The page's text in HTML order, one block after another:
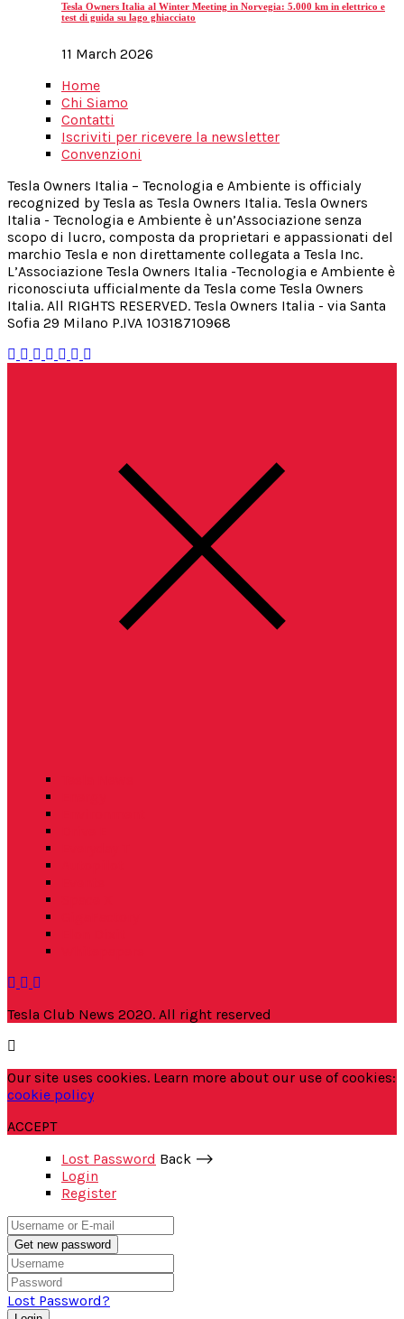
Tesla Owners Italia al Winter Meeting in Norvegia: 5.000 km in elettrico e
test di guida su lago ghiacciato
11 March 2026
Home
Chi Siamo
Contatti
Iscriviti per ricevere la newsletter
Convenzioni
Tesla Owners Italia – Tecnologia e Ambiente is officialy
recognized by Tesla as Tesla Owners Italia. Tesla Owners
Italia - Tecnologia e Ambiente è un’Associazione senza
scopo di lucro, composta da proprietari e appassionati del
marchio Tesla e non direttamente collegata a Tesla Inc.
L’Associazione Tesla Owners Italia -Tecnologia e Ambiente è
riconosciuta ufficialmente da Tesla come Tesla Owners
Italia. All RIGHTS RESERVED. Tesla Owners Italia - via Santa
Sofia 29 Milano P.IVA 10318710968
Tesla Club News 2020. All right reserved
Our site uses cookies. Learn more about our use of cookies:
cookie policy
ACCEPT
Lost Password Back ⟶
Login
Register
Get new password
Lost Password?